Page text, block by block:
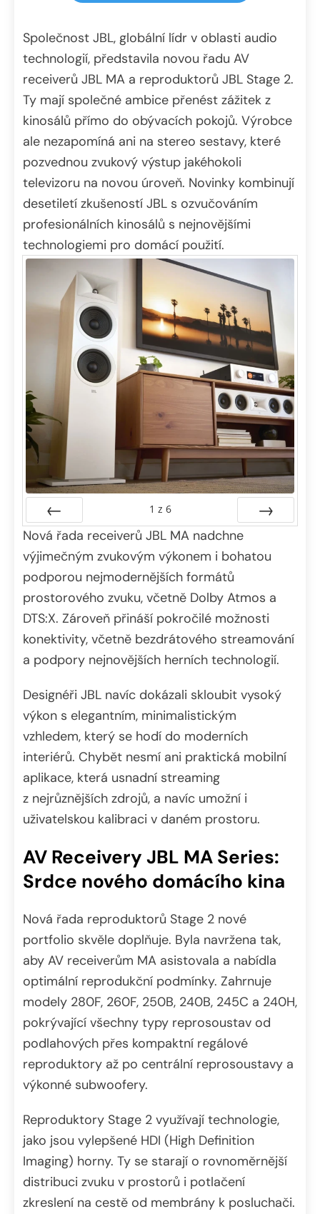
Společnost JBL, globální lídr v oblasti audio
technologií, představila novou řadu AV
receiverů JBL MA a reproduktorů JBL Stage 2.
Ty mají společné ambice přenést zážitek z
kinosálů přímo do obývacích pokojů. Výrobce
ale nezapomíná ani na stereo sestavy, které
pozvednou zvukový výstup jakéhokoli
televizoru na novou úroveň. Novinky kombinují
desetiletí zkušeností JBL s ozvučováním
profesionálních kinosálů s nejnovějšími
technologiemi pro domácí použití.
Předchozí
1 z 6
Nová řada receiverů JBL MA nadchne
výjimečným zvukovým výkonem i bohatou
podporou nejmodernějších formátů
prostorového zvuku, včetně Dolby Atmos a
DTS:X. Zároveň přináší pokročilé možnosti
konektivity, včetně bezdrátového streamování
a podpory nejnovějších herních technologií.
Designéři JBL navíc dokázali skloubit vysoký
výkon s elegantním, minimalistickým
vzhledem, který se hodí do moderních
interiérů. Chybět nesmí ani praktická mobilní
aplikace, která usnadní streaming
z nejrůznějších zdrojů, a navíc umožní i
uživatelskou kalibraci v daném prostoru.
AV Receivery JBL MA Series:
Srdce nového domácího kina
Nová řada reproduktorů Stage 2 nové
portfolio skvěle doplňuje. Byla navržena tak,
aby AV receiverům MA asistovala a nabídla
optimální reprodukční podmínky. Zahrnuje
modely 280F, 260F, 250B, 240B, 245C a 240H,
pokrývající všechny typy reprosoustav od
podlahových přes kompaktní regálové
reproduktory až po centrální reprosoustavy a
výkonné subwoofery.
Reproduktory Stage 2 využívají technologie,
jako jsou vylepšené HDI (High Definition
Imaging) horny. Ty se starají o rovnoměrnější
distribuci zvuku v prostorů i potlačení
zkreslení na cestě od membrány k posluchači.